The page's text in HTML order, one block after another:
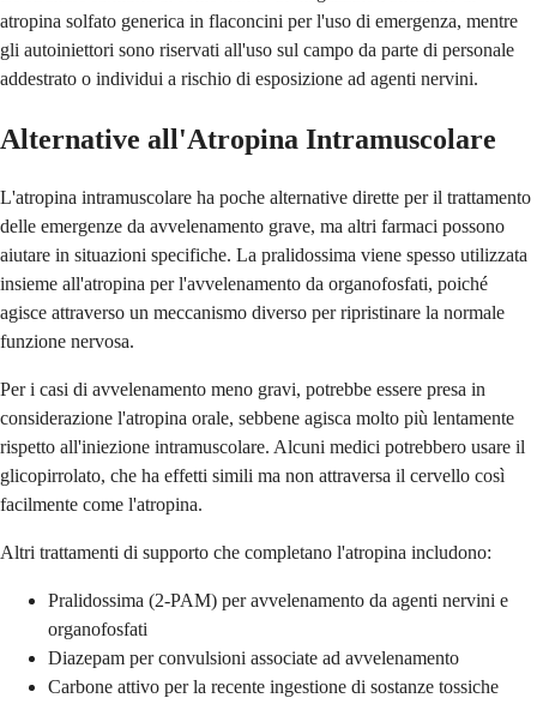
atropina solfato generica in flaconcini per l'uso di emergenza, mentre
gli autoiniettori sono riservati all'uso sul campo da parte di personale
addestrato o individui a rischio di esposizione ad agenti nervini.
Alternative all'Atropina Intramuscolare
L'atropina intramuscolare ha poche alternative dirette per il trattamento
delle emergenze da avvelenamento grave, ma altri farmaci possono
aiutare in situazioni specifiche. La pralidossima viene spesso utilizzata
insieme all'atropina per l'avvelenamento da organofosfati, poiché
agisce attraverso un meccanismo diverso per ripristinare la normale
funzione nervosa.
Per i casi di avvelenamento meno gravi, potrebbe essere presa in
considerazione l'atropina orale, sebbene agisca molto più lentamente
rispetto all'iniezione intramuscolare. Alcuni medici potrebbero usare il
glicopirrolato, che ha effetti simili ma non attraversa il cervello così
facilmente come l'atropina.
Altri trattamenti di supporto che completano l'atropina includono:
Pralidossima (2-PAM) per avvelenamento da agenti nervini e
organofosfati
Diazepam per convulsioni associate ad avvelenamento
Carbone attivo per la recente ingestione di sostanze tossiche